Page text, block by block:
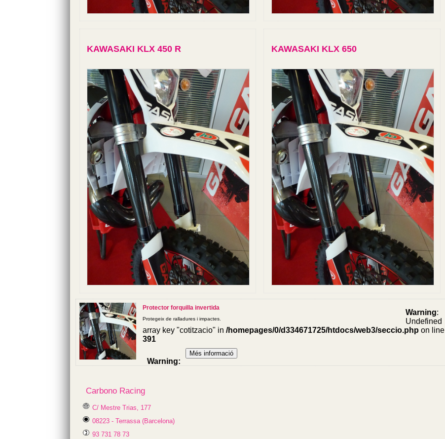
KAWASAKI KLX 450 R KAWASAKI KLX 650
Protector forquilla invertida
Protegeix de ralladures i impactes.
Warning:
Undefined
array key "cotitzacio" in/homepages/0/d334671725/htdocs/web3/seccio.php on line
391
Warning:
/homepages/0/d334671725/htdocs/web3/seccio.php
433
Carbono Racing
C/ Mestre Trias, 177
08223 - Terrassa (Barcelona)
93 731 78 73